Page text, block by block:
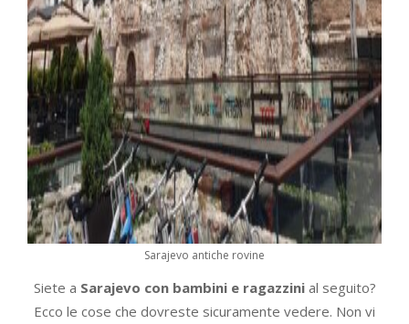
Sarajevo antiche rovine
Siete a Sarajevo con bambini e ragazzinial seguito?
Ecco le cose che dovreste sicuramente vedere. Non vi